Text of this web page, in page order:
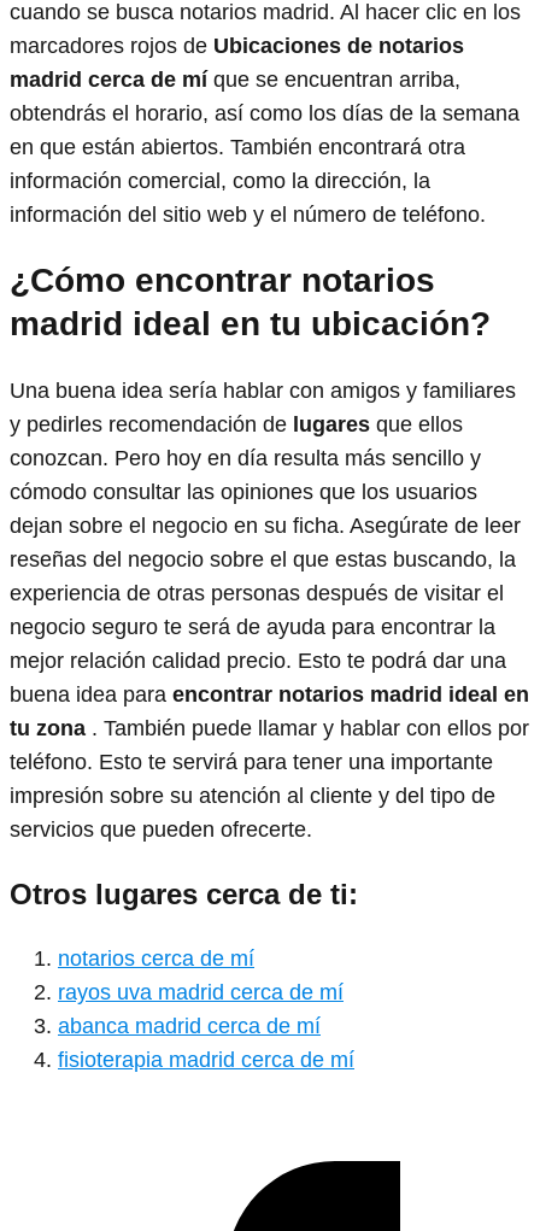
cuando se busca notarios madrid. Al hacer clic en los
marcadores rojos de Ubicaciones de notarios
madrid cerca de mí que se encuentran arriba,
obtendrás el horario, así como los días de la semana
en que están abiertos. También encontrará otra
información comercial, como la dirección, la
información del sitio web y el número de teléfono.
¿Cómo encontrar notarios
madrid ideal en tu ubicación?
Una buena idea sería hablar con amigos y familiares
y pedirles recomendación de lugares que ellos
conozcan. Pero hoy en día resulta más sencillo y
cómodo consultar las opiniones que los usuarios
dejan sobre el negocio en su ficha. Asegúrate de leer
reseñas del negocio sobre el que estas buscando, la
experiencia de otras personas después de visitar el
negocio seguro te será de ayuda para encontrar la
mejor relación calidad precio. Esto te podrá dar una
buena idea para encontrar notarios madrid ideal en
tu zona . También puede llamar y hablar con ellos por
teléfono. Esto te servirá para tener una importante
impresión sobre su atención al cliente y del tipo de
servicios que pueden ofrecerte.
Otros lugares cerca de ti:
notarios cerca de mí
rayos uva madrid cerca de mí
abanca madrid cerca de mí
fisioterapia madrid cerca de mí